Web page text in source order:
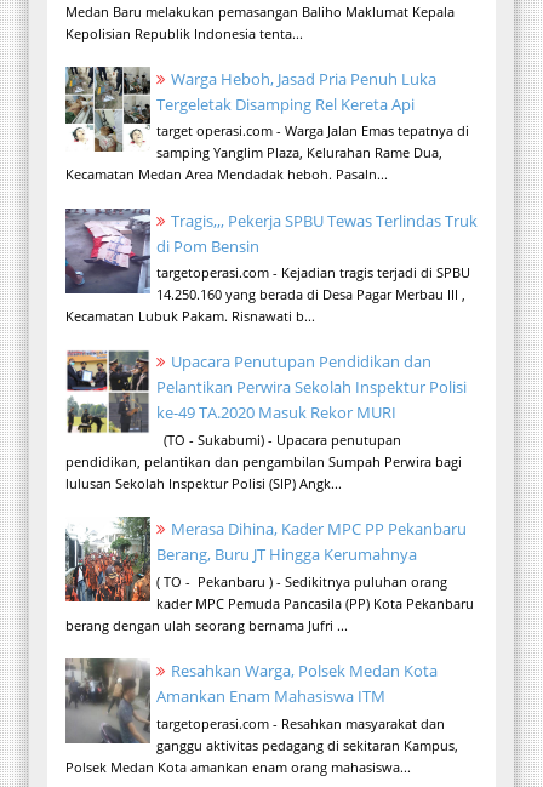
Medan Baru melakukan pemasangan Baliho Maklumat Kepala
Kepolisian Republik Indonesia tenta...
Warga Heboh, Jasad Pria Penuh Luka
Tergeletak Disamping Rel Kereta Api
target operasi.com - Warga Jalan Emas tepatnya di
samping Yanglim Plaza, Kelurahan Rame Dua,
Kecamatan Medan Area Mendadak heboh. Pasaln...
Tragis,,, Pekerja SPBU Tewas Terlindas Truk
di Pom Bensin
targetoperasi.com - Kejadian tragis terjadi di SPBU
14.250.160 yang berada di Desa Pagar Merbau III ,
Kecamatan Lubuk Pakam. Risnawati b...
Upacara Penutupan Pendidikan dan
Pelantikan Perwira Sekolah Inspektur Polisi
ke-49 TA.2020 Masuk Rekor MURI
(TO - Sukabumi) - Upacara penutupan
pendidikan, pelantikan dan pengambilan Sumpah Perwira bagi
lulusan Sekolah Inspektur Polisi (SIP) Angk...
Merasa Dihina, Kader MPC PP Pekanbaru
Berang, Buru JT Hingga Kerumahnya
( TO - Pekanbaru ) - Sedikitnya puluhan orang
kader MPC Pemuda Pancasila (PP) Kota Pekanbaru
berang dengan ulah seorang bernama Jufri ...
Resahkan Warga, Polsek Medan Kota
Amankan Enam Mahasiswa ITM
targetoperasi.com - Resahkan masyarakat dan
ganggu aktivitas pedagang di sekitaran Kampus,
Polsek Medan Kota amankan enam orang mahasiswa...